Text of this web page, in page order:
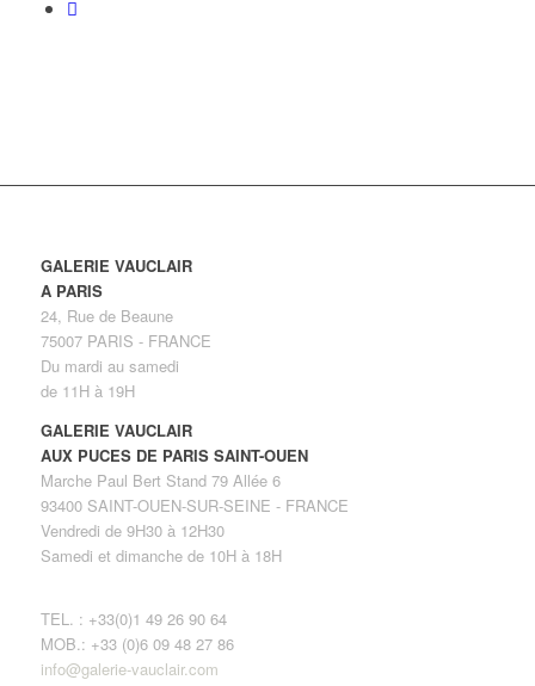
GALERIE VAUCLAIR
A PARIS
24, Rue de Beaune
75007 PARIS - FRANCE
Du mardi au samedi
de 11H à 19H
GALERIE VAUCLAIR
AUX PUCES DE PARIS SAINT-OUEN
Marche Paul Bert Stand 79 Allée 6
93400 SAINT-OUEN-SUR-SEINE - FRANCE
Vendredi de 9H30 à 12H30
Samedi et dimanche de 10H à 18H
TEL. : +33(0)1 49 26 90 64
MOB.: +33 (0)6 09 48 27 86
info@galerie-vauclair.com